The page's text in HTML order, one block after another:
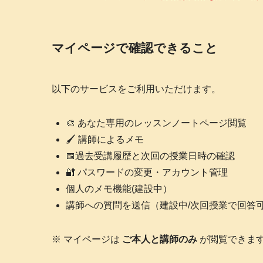
マイページで確認できること
以下のサービスをご利用いただけます。
🎨 あなた専用のレッスンノートページ閲覧
🖌 講師によるメモ
📅過去受講履歴と次回の授業日時の確認
🔐 パスワードの変更・アカウント管理
個人のメモ機能(建設中）
講師への質問を送信（建設中/次回授業で回答可
※ マイページは ご本人と講師のみ が閲覧できます